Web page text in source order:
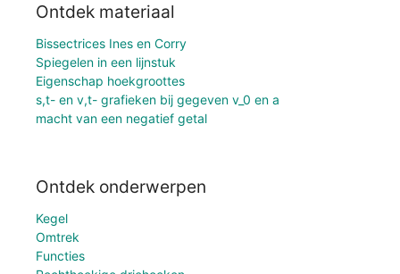
Ontdek materiaal
Bissectrices Ines en Corry
Spiegelen in een lijnstuk
Eigenschap hoekgroottes
s,t- en v,t- grafieken bij gegeven v_0 en a
macht van een negatief getal
Ontdek onderwerpen
Kegel
Omtrek
Functies